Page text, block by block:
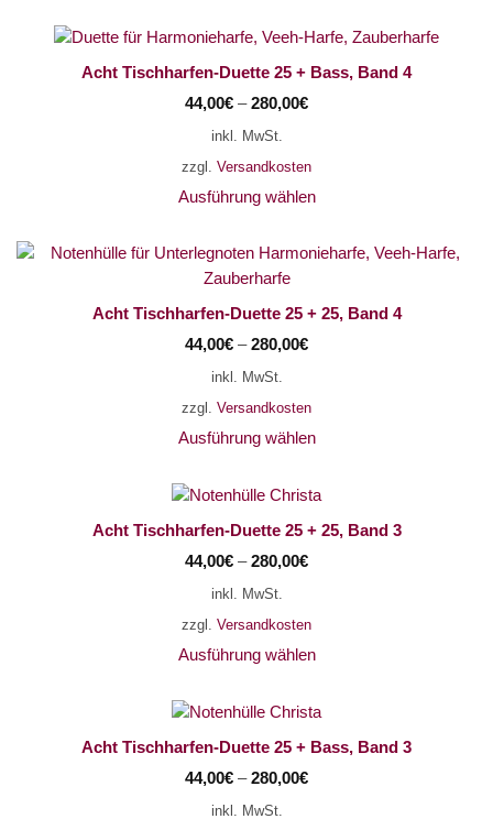
Acht Tischharfen-Duette 25 + Bass, Band 4
44,00€ –280,00€
inkl. MwSt.
zzgl. Versandkosten
Ausführung wählen
Acht Tischharfen-Duette 25 + 25, Band 4
44,00€ –280,00€
inkl. MwSt.
zzgl. Versandkosten
Ausführung wählen
Acht Tischharfen-Duette 25 + 25, Band 3
44,00€ –280,00€
inkl. MwSt.
zzgl. Versandkosten
Ausführung wählen
Acht Tischharfen-Duette 25 + Bass, Band 3
44,00€ –280,00€
inkl. MwSt.
21 SAITEN